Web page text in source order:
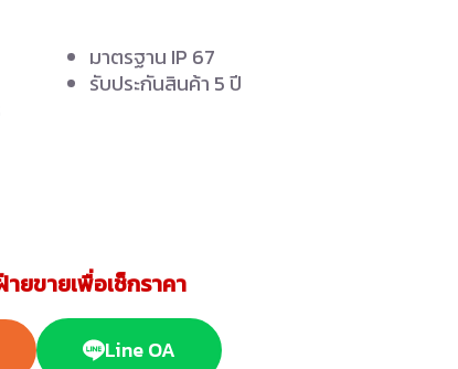
มาตรฐาน IP 67
รับประกันสินค้า 5 ปี
ยขายเพื่อเช็กราคา
Line OA